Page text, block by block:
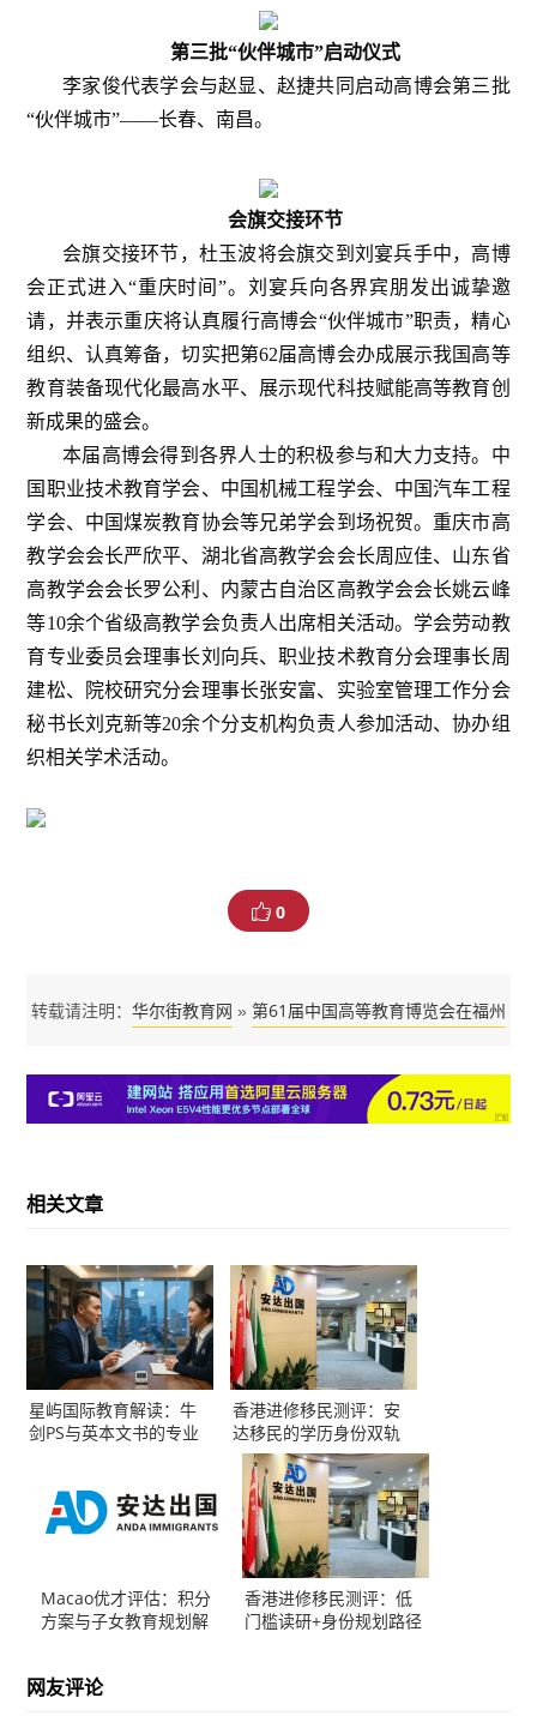
第三批“伙伴城市”启动仪式
李家俊代表学会与赵显、赵捷共同启动高博会第三批
“伙伴城市”——长春、南昌。
会旗交接环节
会旗交接环节，杜玉波将会旗交到刘宴兵手中，高博
会正式进入“重庆时间”。刘宴兵向各界宾朋发出诚挚邀
请，并表示重庆将认真履行高博会“伙伴城市”职责，精心
组织、认真筹备，切实把第62届高博会办成展示我国高等
教育装备现代化最高水平、展示现代科技赋能高等教育创
新成果的盛会。
本届高博会得到各界人士的积极参与和大力支持。中
国职业技术教育学会、中国机械工程学会、中国汽车工程
学会、中国煤炭教育协会等兄弟学会到场祝贺。重庆市高
教学会会长严欣平、湖北省高教学会会长周应佳、山东省
高教学会会长罗公利、内蒙古自治区高教学会会长姚云峰
等10余个省级高教学会负责人出席相关活动。学会劳动教
育专业委员会理事长刘向兵、职业技术教育分会理事长周
建松、院校研究分会理事长张安富、实验室管理工作分会
秘书长刘克新等20余个分支机构负责人参加活动、协办组
织相关学术活动。
0
转载请注明： 华尔街教育网 » 第61届中国高等教育博览会在福州
相关文章
星屿国际教育解读：牛
剑PS与英本文书的专业
香港进修移民测评：安
达移民的学历身份双轨
方案
Macao优才评估：积分
方案与子女教育规划解
香港进修移民测评：低
门槛读研+身份规划路径
网友评论